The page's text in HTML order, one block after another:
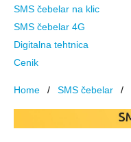
SMS čebelar na klic
SMS čebelar 4G
Digitalna tehtnica
Cenik
Home SMS čebelar